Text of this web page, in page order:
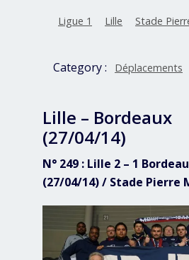
Ligue 1 Lille Stade
Category : Déplacements
Lille – Bordeaux
(27/04/14)
N° 249 : Lille 2 – 1
(27/04/14) / Stade Pierre